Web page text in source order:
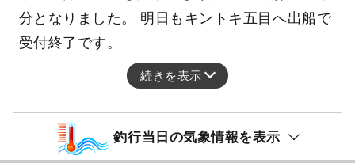
分となりました。 明日もキントキ五目へ出船で
受付終了です。
続きを表示
釣行当日の気象情報を表示